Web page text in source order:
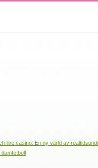
live casino: En ny värld av